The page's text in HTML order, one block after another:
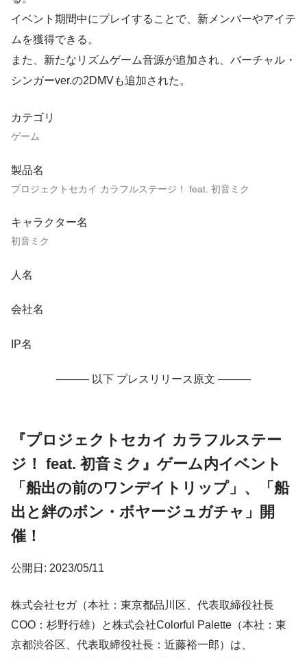
イベント期間中にプレイすることで、新メンバーやアイテ
ムを獲得できる。
また、新たなリズムゲーム音源が追加され、バーチャル・
シンガーver.の2DMVも追加された。
カテゴリ
ゲーム
製品名
プロジェクトセカイ カラフルステージ！ feat. 初音ミク
キャラクター名
初音ミク
人名
会社名
IP名
——— 以下 プレスリリース原文 ———
『プロジェクトセカイ カラフルステー
ジ！ feat. 初音ミク』ゲーム内イベント
「船出の前のワンデイトリップ」、「船
出と絆のボン・ボヤージュガチャ」開
催！
公開日: 2023/05/11
株式会社セガ（本社：東京都品川区、代表取締役社長
COO：杉野行雄）と株式会社Colorful Palette（本社：東
京都渋谷区、代表取締役社長：近藤裕一郎）は、